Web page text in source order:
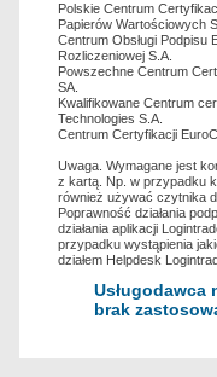
Polskie Centrum
Papierów Wartościowych
Centrum Obsługi Podpisu
Rozliczeniowej S.A.
Powszechne Centrum
SA.
Kwalifikowane Centrum
Technologies S.A.
Centrum Certyfikacji
Uwaga. Wymagane jest
z kartą. Np. w przypadku
również używać czytnika
Poprawność działania
działania aplikacji
przypadku wystąpienia
działem Helpdesk
brak